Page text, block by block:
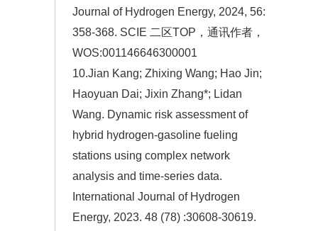
Journal of Hydrogen Energy, 2024, 56:
358-368. SCIE 二区TOP，通讯作者，
WOS:001146646300001
10.Jian Kang; Zhixing Wang; Hao Jin;
Haoyuan Dai; Jixin Zhang*; Lidan
Wang. Dynamic risk assessment of
hybrid hydrogen-gasoline fueling
stations using complex network
analysis and time-series data.
International Journal of Hydrogen
Energy, 2023. 48 (78) :30608-30619.